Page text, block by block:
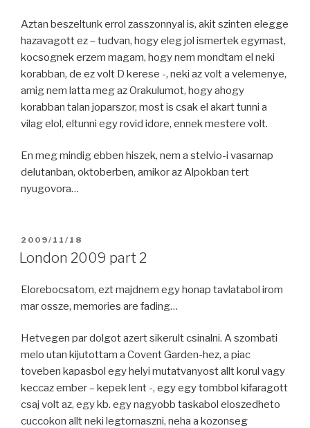
Aztan beszeltunk errol zasszonnyal is, akit szinten elegge
hazavagott ez – tudvan, hogy eleg jol ismertek egymast,
kocsognek erzem magam, hogy nem mondtam el neki
korabban, de ez volt D kerese -, neki az volt a velemenye,
amig nem latta meg az Orakulumot, hogy ahogy
korabban talan joparszor, most is csak el akart tunni a
vilag elol, eltunni egy rovid idore, ennek mestere volt.
En meg mindig ebben hiszek, nem a stelvio-i vasarnap
delutanban, oktoberben, amikor az Alpokban tert
nyugovora…
POSTED
ON
2009/11/18
London 2009 part 2
Elorebocsatom, ezt majdnem egy honap tavlatabol irom
mar ossze, memories are fading…
Hetvegen par dolgot azert sikerult csinalni. A szombati
melo utan kijutottam a Covent Garden-hez, a piac
toveben kapasbol egy helyi mutatvanyost allt korul vagy
keccaz ember – kepek lent -, egy egy tombbol kifaragott
csaj volt az, egy kb. egy nagyobb taskabol eloszedheto
cuccokon allt neki legtornaszni, neha a kozonseg